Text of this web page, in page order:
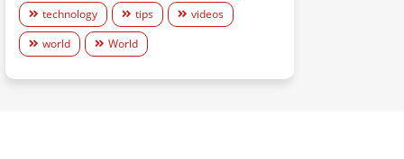
technology
tips
videos
world
World